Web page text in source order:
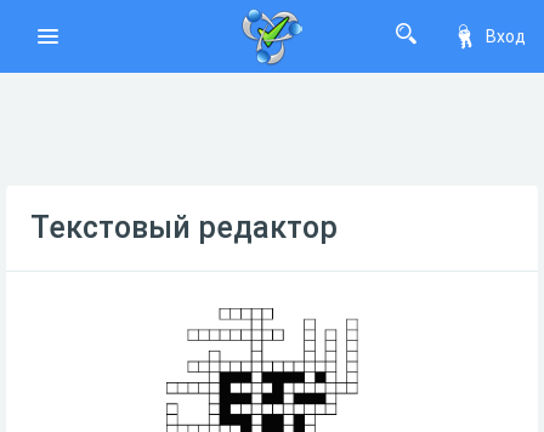
Вход
Текстовый редактор